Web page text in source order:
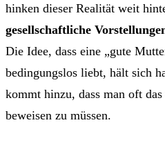
hinken dieser Realität weit
gesellschaftliche
Die Idee, dass eine „gute
bedingungslos liebt, hält sich
kommt hinzu, dass man oft
beweisen zu müssen.